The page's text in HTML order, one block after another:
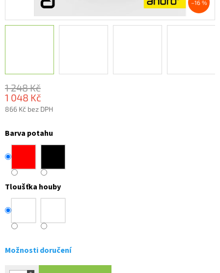
–16 %
1 248 Kč
1 048 Kč
866 Kč bez DPH
cena:
Barva potahu
Tloušťka houby
Možnosti doručení